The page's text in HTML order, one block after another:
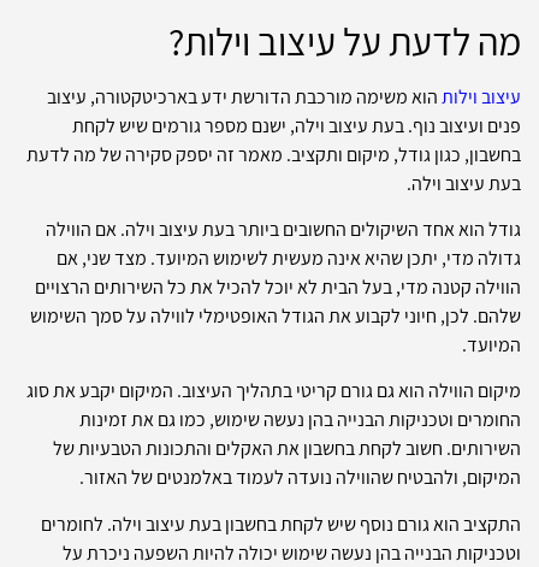
מה לדעת על עיצוב וילות?
עיצוב וילותהוא משימה מורכבת הדורשת ידע בארכיטקטורה, עיצוב
פנים ועיצוב נוף. בעת עיצוב וילה, ישנם מספר גורמים שיש לקחת
בחשבון, כגון גודל, מיקום ותקציב. מאמר זה יספק סקירה של מה לדעת
בעת עיצוב וילה.
גודל הוא אחד השיקולים החשובים ביותר בעת עיצוב וילה. אם הווילה
גדולה מדי, יתכן שהיא אינה מעשית לשימוש המיועד. מצד שני, אם
הווילה קטנה מדי, בעל הבית לא יוכל להכיל את כל השירותים הרצויים
שלהם. לכן, חיוני לקבוע את הגודל האופטימלי לווילה על סמך השימוש
המיועד.
מיקום הווילה הוא גם גורם קריטי בתהליך העיצוב. המיקום יקבע את סוג
החומרים וטכניקות הבנייה בהן נעשה שימוש, כמו גם את זמינות
השירותים. חשוב לקחת בחשבון את האקלים והתכונות הטבעיות של
המיקום, ולהבטיח שהווילה נועדה לעמוד באלמנטים של האזור.
התקציב הוא גורם נוסף שיש לקחת בחשבון בעת עיצוב וילה. לחומרים
וטכניקות הבנייה בהן נעשה שימוש יכולה להיות השפעה ניכרת על